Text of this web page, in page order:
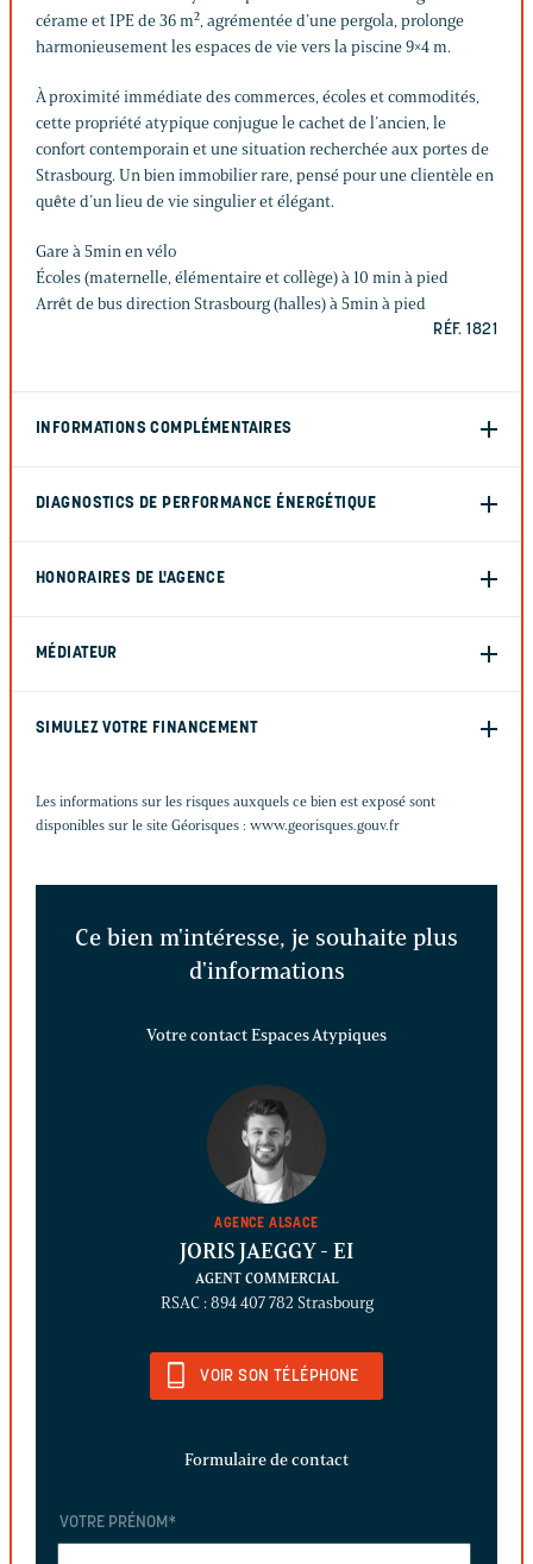
cérame et IPE de 36 m², agrémentée d’une pergola, prolonge
harmonieusement les espaces de vie vers la piscine 9×4 m.
À proximité immédiate des commerces, écoles et commodités,
cette propriété atypique conjugue le cachet de l’ancien, le
confort contemporain et une situation recherchée aux portes de
Strasbourg. Un bien immobilier rare, pensé pour une clientèle en
quête d’un lieu de vie singulier et élégant.
Gare à 5min en vélo
Écoles (maternelle, élémentaire et collège) à 10 min à pied
Arrêt de bus direction Strasbourg (halles) à 5min à pied
RÉF. 1821
INFORMATIONS COMPLÉMENTAIRES
DIAGNOSTICS DE PERFORMANCE ÉNERGÉTIQUE
HONORAIRES DE L'AGENCE
MÉDIATEUR
SIMULEZ VOTRE FINANCEMENT
Les informations sur les risques auxquels ce bien est exposé sont
disponibles sur le site Géorisques : www.georisques.gouv.fr
Ce bien m'intéresse, je souhaite plus
d'informations
Votre contact Espaces Atypiques
AGENCE ALSACE
JORIS JAEGGY- EI
AGENT COMMERCIAL
RSAC : 894 407 782 Strasbourg
VOIR SON TÉLÉPHONE
Formulaire de contact
VOTRE PRÉNOM *